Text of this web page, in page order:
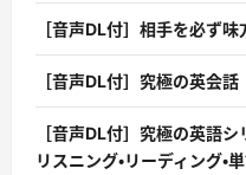
［音声DL付］相手を必ず
［音声DL付］究極の英会話
［音声DL付］究極の英語
リスニング・リーディング・